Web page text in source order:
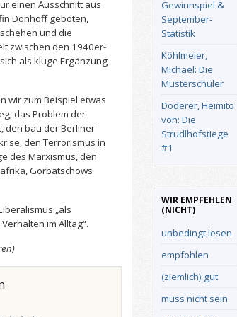
einen Ausschnitt aus
Dönhoff geboten,
und die
zwischen den 1940er-
als kluge Ergänzung
wir zum Beispiel etwas
das Problem der
den bau der Berliner
den Terrorismus in
des Marxismus, den
Gorbatschows
„als
im Alltag“.
Gewinnspiel &
September-
Statistik
Köhlmeier,
Michael: Die
Musterschüler
Doderer, Heimito
von: Die
Strudlhofstiege
#1
WIR EMPFEHLEN
(NICHT)
unbedingt lesen
empfohlen
(ziemlich) gut
muss nicht sein